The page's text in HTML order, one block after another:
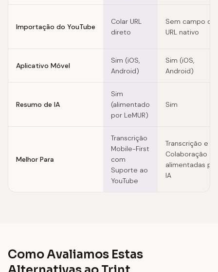
Importação do YouTube
Colar URL
direto
Sem campo de
URL nativo
Aplicativo Móvel
Sim (iOS,
Android)
Sim (iOS,
Android)
Resumo de IA
Sim
(alimentado
por LeMUR)
Sim
Melhor Para
Transcrição
Mobile-First
com
Suporte ao
YouTube
Transcrição e
Colaboração
alimentadas por
IA
Como Avaliamos Estas